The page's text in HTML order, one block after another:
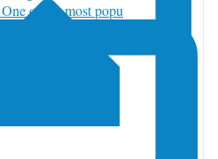
of the most popu